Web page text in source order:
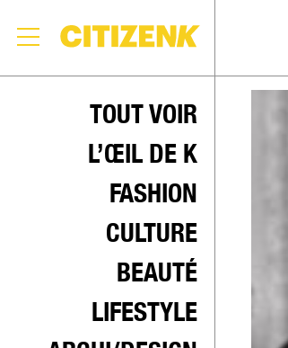
TOUT VOIR
L’ŒIL DE K
FASHION
CULTURE
BEAUTÉ
LIFESTYLE